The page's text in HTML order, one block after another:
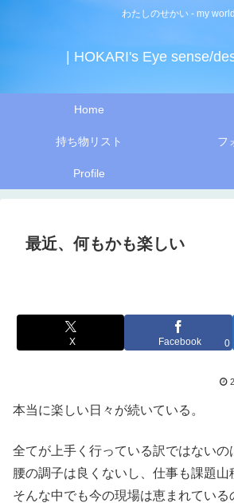
わたしのせかい - my world
| HOKARI's Eye sense/
Home
持ち物リスト フ
Profile
最近、何もかも楽しい
X Facebook 0
本当に楽しい日々が続いている。
全てが上手く行っている訳ではないの
腰の調子は良くないし、仕事も課題山
そんな中でも今の現場は恵まれている